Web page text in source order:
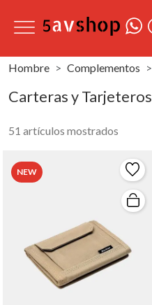
Hombre Complementos
Carteras y Tarjeteros
51 artículos mostrados
NEW